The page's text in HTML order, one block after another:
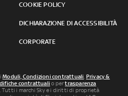
COOKIE POLICY
DICHIARAZIONE DI ACCESSIBILITÀ
CORPORATE
iModuli, Condizioni contrattuali Privacy &
contrattuali o pertrasparenza
. Tutti i marchi Sky e i diritti di proprietà